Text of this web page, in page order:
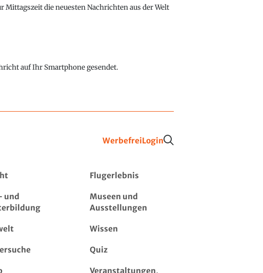
die neuesten Nachrichten aus der Welt
auf Ihr Smartphone gesendet.
WerbefreiLogin
Flugerlebnis
und
Museen und
Ausstellungen
Wissen
Quiz
Veranstaltungen,